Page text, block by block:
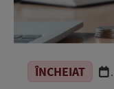
ÎNCHEIAT .